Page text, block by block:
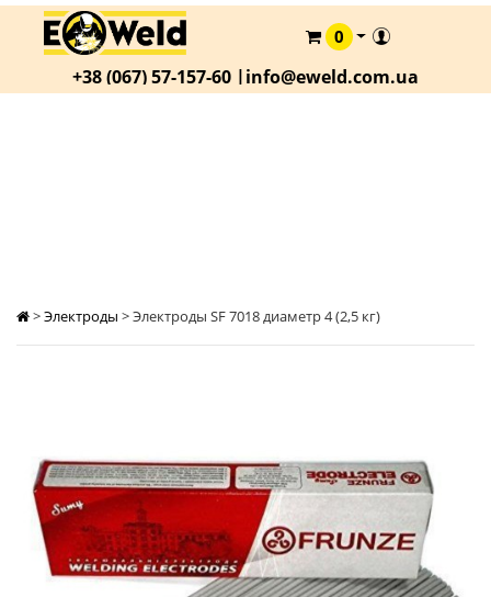
КАТАЛОГ
О
КОНТАКТЫ
0
+38 (067) 57-157-60 |info@eweld.com.ua
>Электроды >Электроды SF 7018 диаметр 4 (2,5 кг)